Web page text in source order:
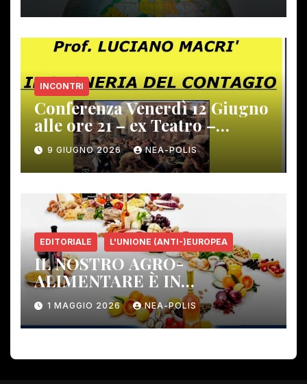
INCONTRI
Conferenza Venerdì 12 Giugno
alle ore 21 – ex Teatro –
Gambassi Terme –
9 GIUGNO 2026 NEA-POLIS
EDITORIALE L'UNIONE (ANTI-)EUROPEA
IL NOSTRO AGRO-
ALIMENTARE È IN
PERICOLO!
1 MAGGIO 2026 NEA-POLIS